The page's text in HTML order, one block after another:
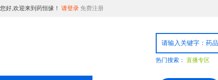
您好,欢迎来到药恒缘！ 请登录 免费注册
热门搜索： 直播专区